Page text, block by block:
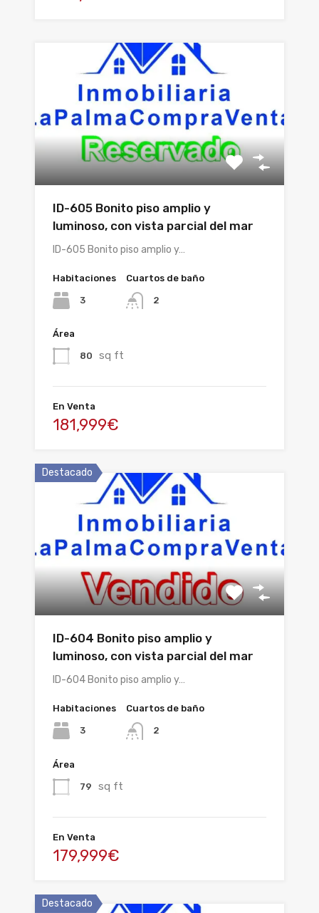
ID-605 Bonito piso amplio y
luminoso, con vista parcial del mar
ID-605 Bonito piso amplio y…
Habitaciones
3
Cuartos de baño
2
Área
80 sq ft
En Venta
181,999€
Destacado
ID-604 Bonito piso amplio y
luminoso, con vista parcial del mar
ID-604 Bonito piso amplio y…
Habitaciones
3
Cuartos de baño
2
Área
79 sq ft
En Venta
179,999€
Destacado